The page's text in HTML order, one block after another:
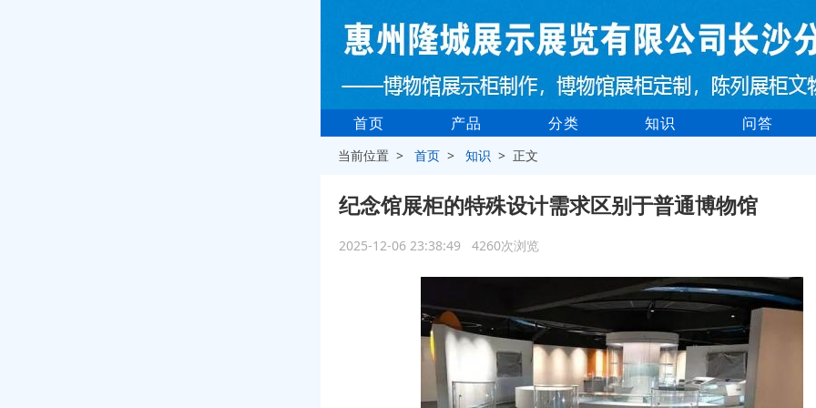
首页 产品 分类 知识 问答
当前位置 >首页 >知识 > 正文
纪念馆展柜的特殊设计需求区别于普通博物馆
2025-12-06 23:38:49 4260次浏览